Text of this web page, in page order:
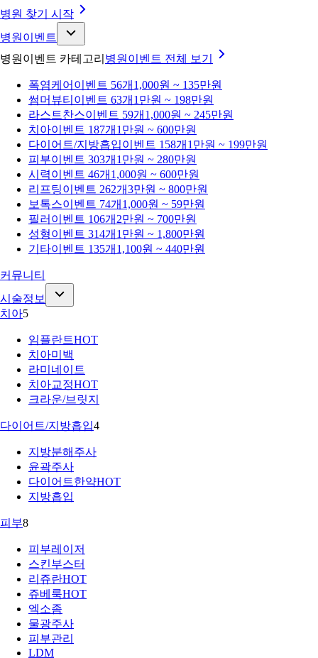
병원 찾기 시작
병원이벤트
병원이벤트 카테고리 병원이벤트 전체 보기
폭염케어 이벤트 56개 1,000원 ~ 135만원
썸머뷰티 이벤트 63개 1만원 ~ 198만원
라스트찬스이벤트 59개 1,000원 ~ 245만원
치아이벤트 187개 1만원 ~ 600만원
다이어트/지방흡입이벤트 158개 1만원 ~ 199만원
피부이벤트 303개 1만원 ~ 280만원
시력이벤트 46개 1,000원 ~ 600만원
리프팅이벤트 262개3만원 ~ 800만원
보톡스이벤트 74개 1,000원 ~ 59만원
필러 이벤트 106개 2만원 ~ 700만원
성형이벤트 314개 1만원 ~ 1,800만원
기타이벤트 135개 1,100원 ~ 440만원
커뮤니티
시술정보
치아5
임플란트HOT
치아미백
라미네이트
치아교정HOT
크라운/브릿지
다이어트/지방흡입4
지방분해주사
윤곽주사
다이어트한약HOT
지방흡입
피부8
피부레이저
스킨부스터
리쥬란HOT
쥬베룩HOT
엑소좀
물광주사
피부관리
LDM